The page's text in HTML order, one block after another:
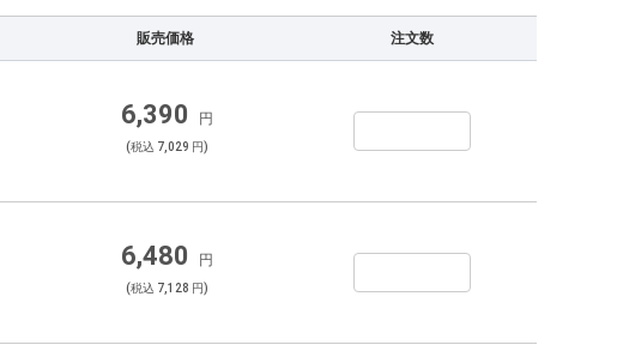
販売価格 注文数
6,390 円
(税込 7,029 円)
6,480 円
(税込 7,128 円)